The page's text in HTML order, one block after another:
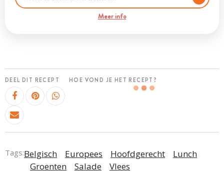
Meer info
DEEL DIT RECEPT HOE VOND JE HET RECEPT?
Tags:Belgisch Europees Hoofdgerecht
Lunch
Groenten
Salade Vlees